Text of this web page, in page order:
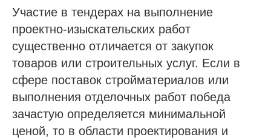
Участие в тендерах на выполнение
проектно-изыскательских работ
существенно отличается от закупок
товаров или строительных услуг. Если в
сфере поставок стройматериалов или
выполнения отделочных работ победа
зачастую определяется минимальной
ценой, то в области проектирования и